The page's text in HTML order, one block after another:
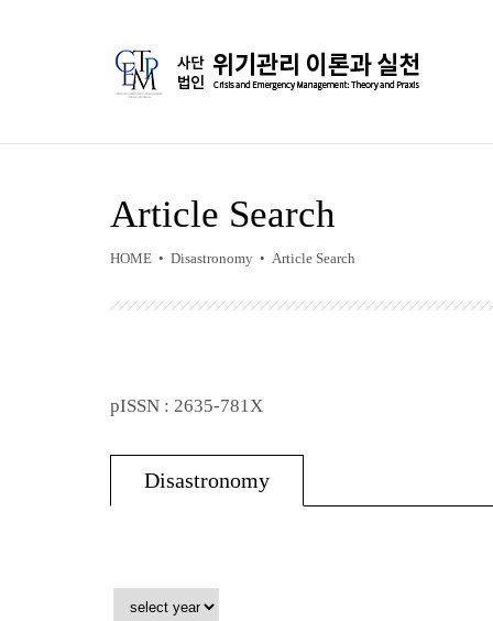
Article Search
HOME • Disastronomy • Article Search
pISSN : 2635-781X
Disastronomy